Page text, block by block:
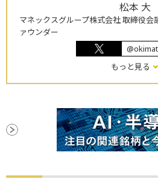
松本 大
マネックスグループ株式会社 取締役会
ァウンダー
もっと見る